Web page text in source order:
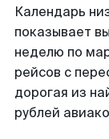
Календарь
показывает
неделю по
рейсов с
дорогая из
рублей